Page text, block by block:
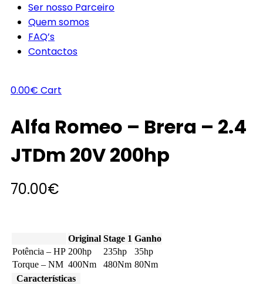
Ser nosso Parceiro
Quem somos
FAQ’s
Contactos
0.00€ Cart
Alfa Romeo – Brera – 2.4
JTDm 20V 200hp
70.00€
Original Stage 1 Ganho
Potência – HP 200hp 235hp
35hp
Torque – NM 400Nm 480Nm 80Nm
Características